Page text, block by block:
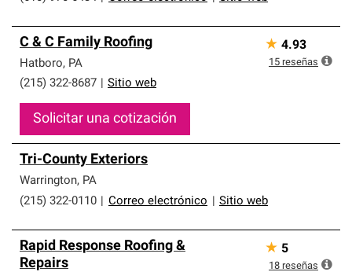
C & C Family Roofing
Hatboro, PA
(215) 322-8687
Sitio web
Solicitar una cotización
★ 4.93
15 reseñas
Tri-County Exteriors
Warrington, PA
(215) 322-0110
Correo electrónico Sitio web
Rapid Response Roofing &
Repairs
★ 5
18 reseñas